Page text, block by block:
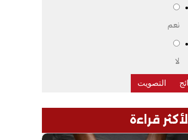
نعم
لا
الأكثر قراءة